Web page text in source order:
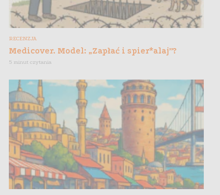
RECENZJA
Medicover. Model: „Zapłać i spier*alaj”?
5 minut czytania